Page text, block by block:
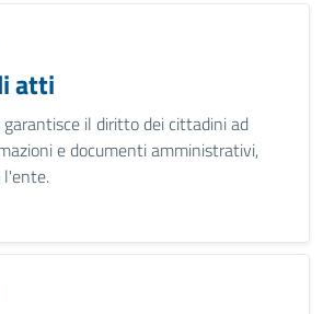
atti
il diritto dei cittadini ad
e documenti amministrativi,
l'ente.